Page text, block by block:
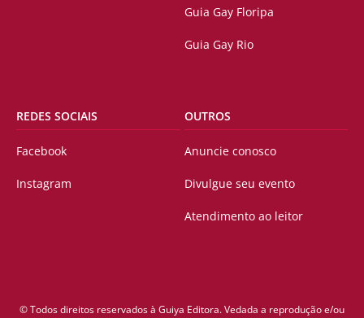
Guia Gay Floripa
Guia Gay Rio
REDES SOCIAIS
Facebook
Instagram
OUTROS
Anuncie conosco
Divulgue seu evento
Atendimento ao leitor
© Todos direitos reservados à Guiya Editora. Vedada a reprodução e/ou